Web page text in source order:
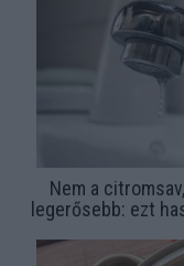
Nem a
legerősebb: ezt